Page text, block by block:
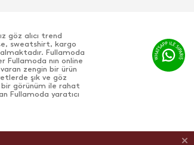
göz alıcı trend
sweatshirt, kargo
Fullamoda
Fullamoda nın online
zengin bir ürün
şık ve göz
bir görünüm ile rahat
Fullamoda yaratıcı
ile pek çok farklı
tarz modelleri
bulunmaktadır.
mevsim üretilen